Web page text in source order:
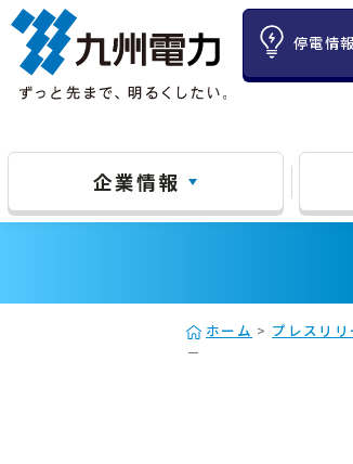
停電情報
企業情報
ホーム > プレスリリ
－